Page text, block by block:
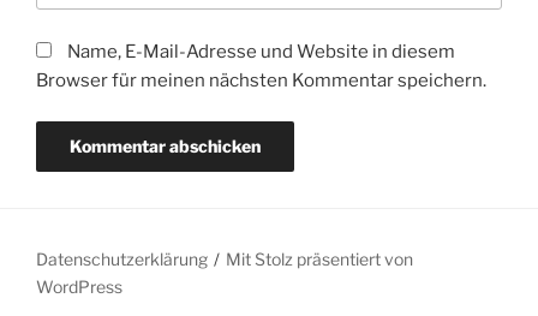
Name, E-Mail-Adresse und Website in diesem
Browser für meinen nächsten Kommentar speichern.
Datenschutzerklärung
Mit Stolz präsentiert von
WordPress